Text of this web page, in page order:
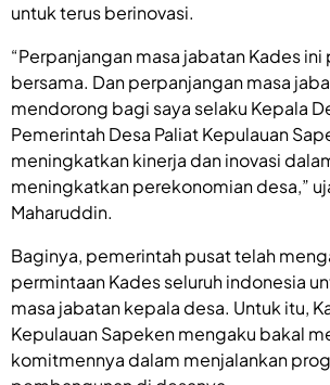
untuk terus berinovasi.
“Perpanjangan masa jabatan Kades
bersama. Dan perpanjangan masa
mendorong bagi saya selaku Kepala
Pemerintah Desa Paliat Kepulauan
meningkatkan kinerja dan inovasi
meningkatkan perekonomian desa,”
Maharuddin.
Baginya, pemerintah pusat telah
permintaan Kades seluruh indonesia
masa jabatan kepala desa. Untuk itu,
Kepulauan Sapeken mengaku bakal
komitmennya dalam menjalankan